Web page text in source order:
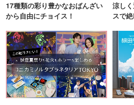
17種類の彩り豊かなおばんざい
から自由にチョイス！
涼し
スで